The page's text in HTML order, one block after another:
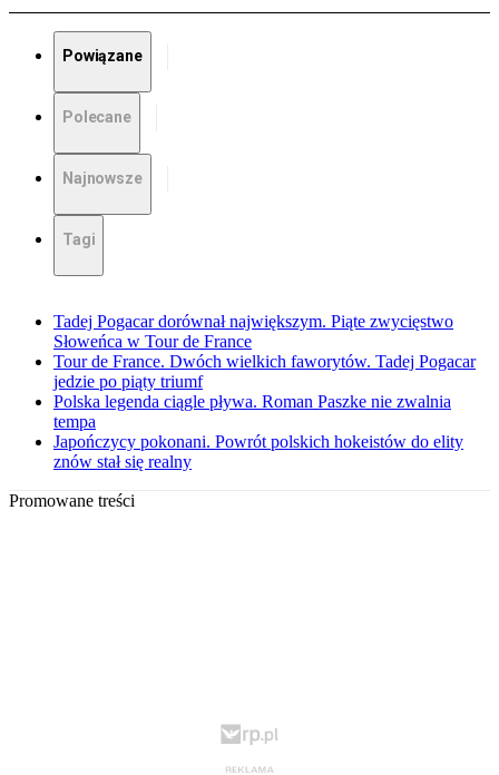
Powiązane
Polecane
Najnowsze
Tagi
Tadej Pogacar dorównał największym. Piąte zwycięstwo
Słoweńca w Tour de France
Tour de France. Dwóch wielkich faworytów. Tadej Pogacar
jedzie po piąty triumf
Polska legenda ciągle pływa. Roman Paszke nie zwalnia
tempa
Japończycy pokonani. Powrót polskich hokeistów do elity
znów stał się realny
Promowane treści